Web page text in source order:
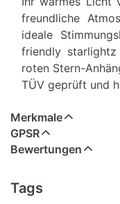
freundliche
ideale
friendly starlightz
roten Stern-
TÜV geprüft und
Merkmale
GPSR
Bewertungen
Tags